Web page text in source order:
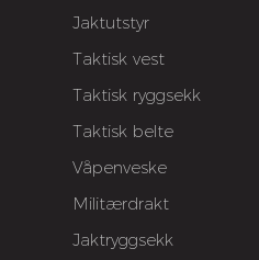
Jaktutstyr
Taktisk vest
Taktisk ryggsekk
Taktisk belte
Våpenveske
Militærdrakt
Jaktryggsekk